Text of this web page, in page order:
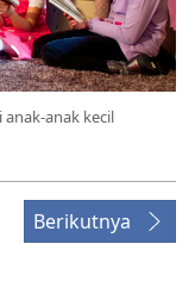
anak kecil
Berikutnya